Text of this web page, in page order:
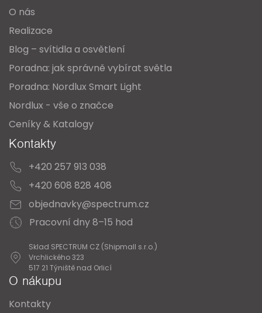
O nás
Realizace
Blog – svítidla a osvětlení
Poradna: jak správně vybírat světla
Poradna: Nordlux Smart Light
Nordlux - vše o značce
Ceníky & Katalogy
Kontakty
+420 257 913 038
+420 608 828 408
objednavky@spectrum.cz
Pracovní dny 8–15 hod
Sklad SPECTRUM CZ (Shipmall s.r.o.)
Vrchlického 323
517 21 Týniště nad Orlicí
O nákupu
Kontakty